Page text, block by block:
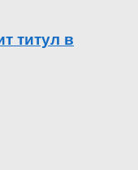
титул в